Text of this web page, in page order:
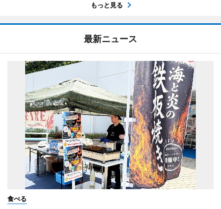
もっと見る
最新ニュース
食べる